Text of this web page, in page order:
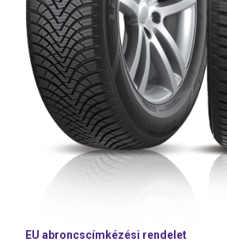
EU abroncscímkézési rendelet